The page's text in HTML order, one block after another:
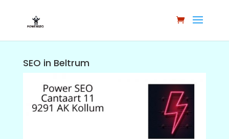
SEO in Beltrum